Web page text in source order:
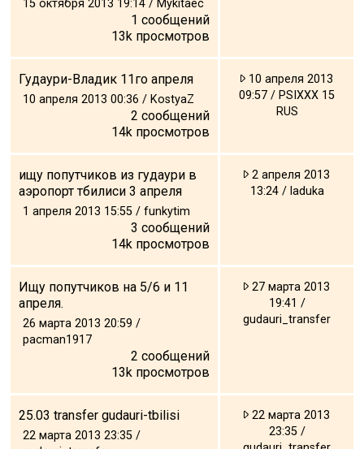
15 октября 2013 19:14 / Mykitaec
1 сообщений
13k просмотров
Гудаури-Владик 11го апреля
10 апреля 2013 00:36 / KostyaZ
2 сообщений
14k просмотров
10 апреля 2013
09:57 / PSIXXX 15
RUS
ищу попутчиков из гудаури в
аэропорт тбилиси 3 апреля
1 апреля 2013 15:55 / funkytim
3 сообщений
14k просмотров
2 апреля 2013
13:24 / laduka
Ищу попутчиков на 5/6 и 11
апреля.
26 марта 2013 20:59 /
pacman1917
2 сообщений
13k просмотров
27 марта 2013
19:41 /
gudauri_transfer
25.03 transfer gudauri-tbilisi
22 марта 2013 23:35 /
22 марта 2013
23:35 /